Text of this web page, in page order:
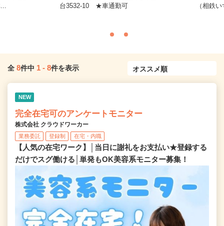
台3532-10 ★車通勤可
（相鉄
全 8件中 1 - 8件を表示
NEW
完全在宅可のアンケートモニター
株式会社 クラウドワーカー
業務委託 登録制 在宅・内職
【人気の在宅ワーク】│当日に謝礼をお支払い★登録する
だけでスグ働ける│単発もOK美容系モニター募集！